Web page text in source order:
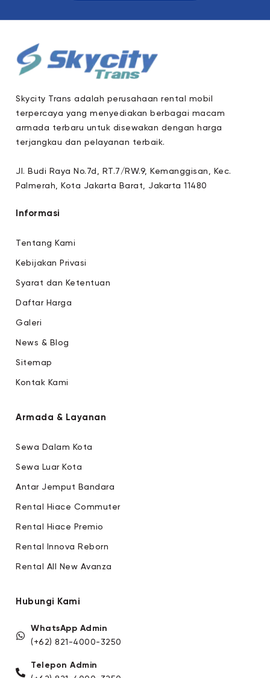
Skycity Trans adalah perusahaan rental mobil
terpercaya yang menyediakan berbagai macam
armada terbaru untuk disewakan dengan harga
terjangkau dan pelayanan terbaik.
Jl. Budi Raya No.7d, RT.7/RW.9, Kemanggisan, Kec.
Palmerah, Kota Jakarta Barat, Jakarta 11480
Informasi
Tentang Kami
Kebijakan Privasi
Syarat dan Ketentuan
Daftar Harga
Galeri
News & Blog
Sitemap
Kontak Kami
Armada & Layanan
Sewa Dalam Kota
Sewa Luar Kota
Antar Jemput Bandara
Rental Hiace Commuter
Rental Hiace Premio
Rental Innova Reborn
Rental All New Avanza
Hubungi Kami
WhatsApp Admin
(+62) 821-4000-3250
Telepon Admin